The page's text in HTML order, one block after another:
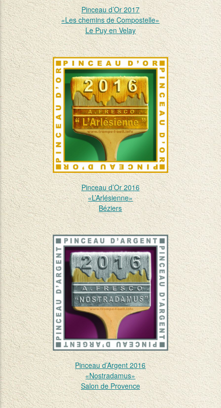
Pinceau d’Or 2017
«Les chemins de Compostelle»
Le Puy en Velay
Pinceau d’Or 2016
«L’Arlésienne»
Béziers
Pinceau d’Argent 2016
«Nostradamus»
Salon de Provence